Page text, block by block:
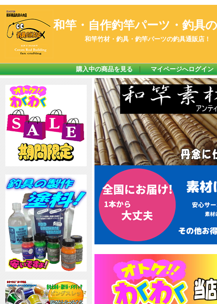
和竿・自作釣竿パーツ・釣具の
和竿竹材・釣具・釣竿パーツの釣具通販店！
購入中の商品を見る｜ マイページへログイン